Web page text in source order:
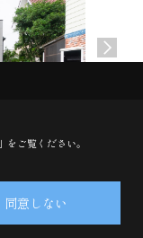
介護施
」をご覧ください。
同意しない